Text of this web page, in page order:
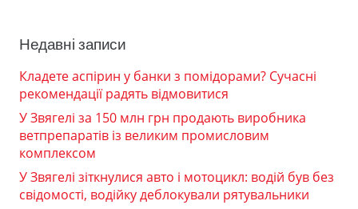
Недавні записи
Кладете аспірин у банки з помідорами? Сучасні
рекомендації радять відмовитися
У Звягелі за 150 млн грн продають виробника
ветпрепаратів із великим промисловим
комплексом
У Звягелі зіткнулися авто і мотоцикл: водій був без
свідомості, водійку деблокували рятувальники